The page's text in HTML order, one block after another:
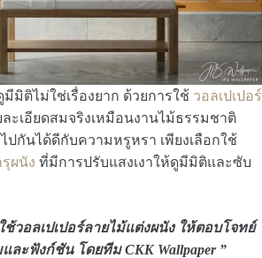
มิติไม่ใช่เรื่องยาก ด้วยการใช้ วอลเปเปอร์
ะเอียดสมจริงเหมือนงานไม้ธรรมชาติ
ปกันได้ดีกับความหรูหรา เพียงเลือกใช้
ผนัง ที่มีการปรับแสงเงาให้ดูมีมิติและซับ
วอลเปเปอร์ลายไม้แต่งผนังให้ตอบโจทย์
และฟังก์ชัน โดยทีมCKK Wallpaper ”